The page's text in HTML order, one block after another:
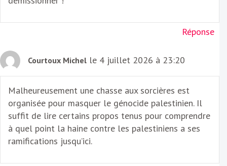
Réponse
Courtoux Michel le 4 juillet 2026 à 23:20
Malheureusement une chasse aux sorcières est
organisée pour masquer le génocide palestinien. Il
suffit de lire certains propos tenus pour comprendre
à quel point la haine contre les palestiniens a ses
ramifications jusqu’ici.